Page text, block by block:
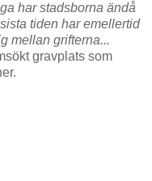
har stadsborna ändå
tiden har emellertid
mellan grifterna...
gravplats som